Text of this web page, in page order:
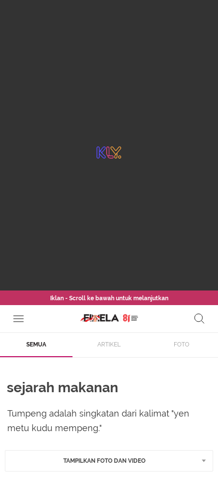
Iklan - Scroll ke bawah untuk melanjutkan
SEMUA ARTIKEL FOTO
sejarah makanan
Tumpeng adalah singkatan dari kalimat "yen
metu kudu mempeng."
TAMPILKAN FOTO DAN VIDEO